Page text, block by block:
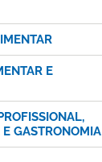
E
GASTRONOMIA